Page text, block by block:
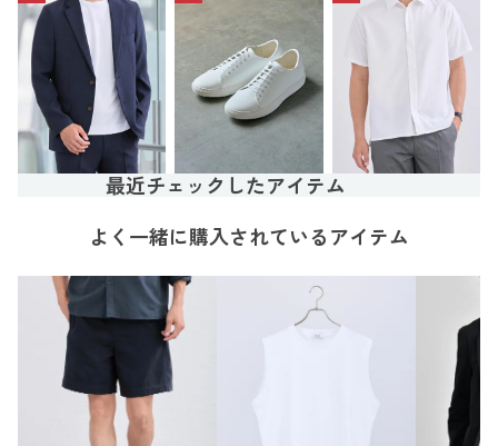
最近チェックしたアイテム
よく一緒に購入されているアイテム